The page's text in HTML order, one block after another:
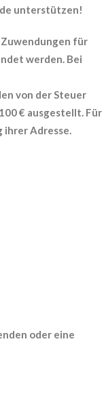
unterstützen!
Zuwendungen für
werden. Bei
von der Steuer
€ ausgestellt. Für
Adresse.
0610 18
oder eine